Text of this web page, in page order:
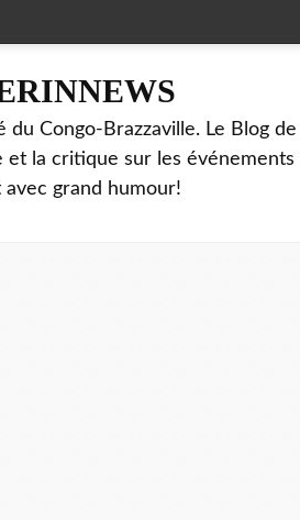
du Congo-Brazzaville. Le Blog
et la critique sur les
avec grand humour!